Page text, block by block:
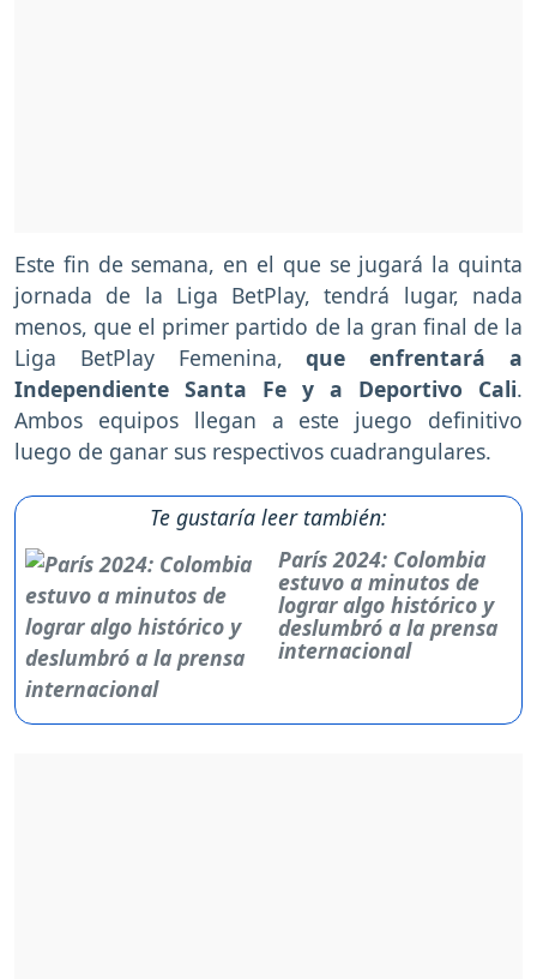
Este fin de semana, en el que se jugará la quinta
jornada de la Liga BetPlay, tendrá lugar, nada
menos, que el primer partido de la gran final de la
Liga BetPlay Femenina,que enfrentará a
Independiente Santa Fe y a Deportivo Cali.
Ambos equipos llegan a este juego definitivo
luego de ganar sus respectivos cuadrangulares.
Te gustaría leer también:
París 2024: Colombia
estuvo a minutos de
lograr algo histórico y
deslumbró a la prensa
internacional